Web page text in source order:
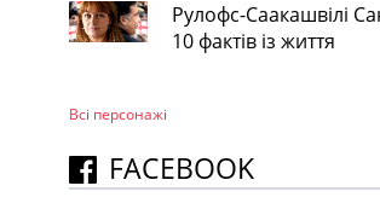
Рулофс-Саакашвілі
10 фактів із життя
Всі персонажi
FACEBOOK